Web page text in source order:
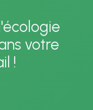
votre
!